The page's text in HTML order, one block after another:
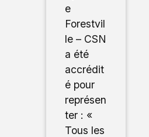
e
Forestvil
le – CSN
a été
accrédit
é pour
représen
ter : «
Tous les